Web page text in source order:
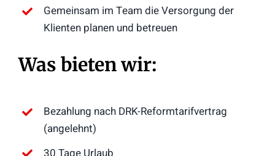
Gemeinsam im Team die Versorgung der
Klienten planen und betreuen
Was bieten wir:
Bezahlung nach DRK-Reformtarifvertrag
(angelehnt)